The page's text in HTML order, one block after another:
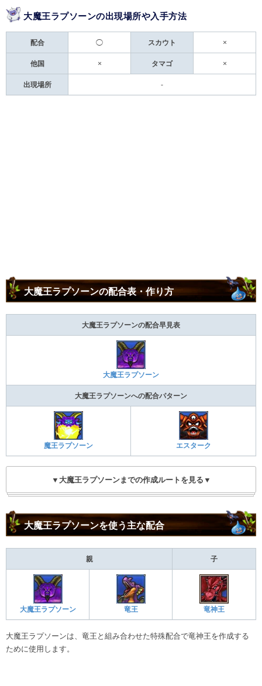
大魔王ラプソーンの出現場所や入手方法
配合 ◯ スカウト ×
他国 × タマゴ ×
出現場所 -
大魔王ラプソーンの配合表・作り方
大魔王ラプソーンの配合早見表
大魔王ラプソーン
大魔王ラプソーンへの配合パターン
魔王ラプソーン エスターク
▼大魔王ラプソーンまでの作成ルートを見る▼
大魔王ラプソーンを使う主な配合
親 子
大魔王ラプソーン 竜王 竜神王
大魔王ラプソーンは、竜王と組み合わせた特殊配合で竜神王を作成する
ために使用します。